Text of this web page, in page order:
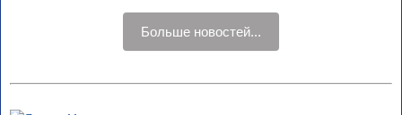
Больше новостей...